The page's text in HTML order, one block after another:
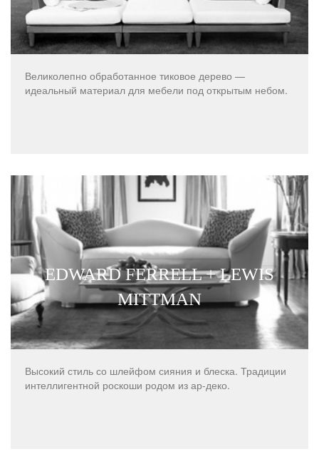
Великолепно обработанное тиковое дерево —
идеальный материал для мебели под открытым небом.
EDWARD FERRELL + LEWIS
MITTMAN
Высокий стиль со шлейфом сияния и блеска. Традиции
интеллигентной роскоши родом из ар-деко.